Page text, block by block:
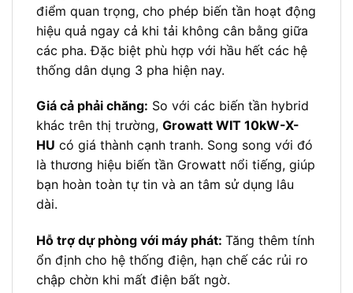
điểm quan trọng, cho phép biến tần hoạt động
hiệu quả ngay cả khi tải không cân bằng giữa
các pha. Đặc biệt phù hợp với hầu hết các hệ
thống dân dụng 3 pha hiện nay.
Giá cả phải chăng: So với các biến tần hybrid
khác trên thị trường, Growatt WIT 10kW-X-
HU có giá thành cạnh tranh. Song song với đó
là thương hiệu biến tần Growatt nổi tiếng, giúp
bạn hoàn toàn tự tin và an tâm sử dụng lâu
dài.
Hỗ trợ dự phòng với máy phát: Tăng thêm tính
ổn định cho hệ thống điện, hạn chế các rủi ro
chập chờn khi mất điện bất ngờ.